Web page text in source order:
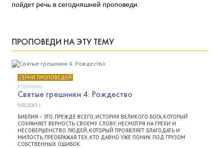
пойдет речь в сегодняшней проповеди.
ПРОПОВЕДИ НА ЭТУ ТЕМУ
СЕРИЯ ПРОПОВЕДЕЙ
TRENDING
Святые грешники 4: Рождество
9/01/2013 |
БИБЛИЯ – ЭТО, ПРЕЖДЕ ВСЕГО, ИСТОРИЯ ВЕЛИКОГО БОГА, КОТОРЫЙ
СОХРАНЯЕТ ВЕРНОСТЬ СВОЕМУ СЛОВУ, НЕСМОТРЯ НА ГРЕХИ И
НЕСОВЕРШЕНСТВО ЛЮДЕЙ, КОТОРЫЙ ПРОЯВЛЯЕТ БЛАГОДАТЬ И
МИЛОСТЬ, ПРЕОБРАЖАЯ ТЕХ, КТО ДАВНО УЖЕ ПОНИК ПОД ГРУЗОМ
СОБСТВЕННЫХ ОШИБОК.